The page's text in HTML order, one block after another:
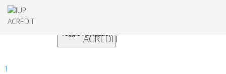
Toggle navigation
1